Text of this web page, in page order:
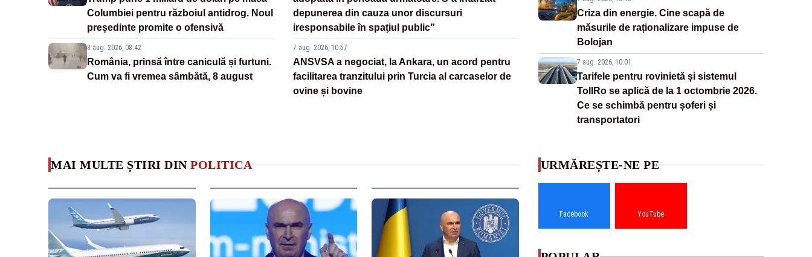
Columbiei pentru războiul antidrog. Noul
președinte promite o ofensivă
8 aug. 2026, 08:42
România, prinsă între caniculă și furtuni.
Cum va fi vremea sâmbătă, 8 august
depunerea din cauza unor discursuri
iresponsabile în spaţiul public”
7 aug. 2026, 10:57
ANSVSA a negociat, la Ankara, un acord pentru
facilitarea tranzitului prin Turcia al carcaselor de
ovine și bovine
Criza din energie. Cine scapă de
măsurile de raționalizare impuse de
Bolojan
7 aug. 2026, 10:01
Tarifele pentru rovinietă și sistemul
TollRo se aplică de la 1 octombrie 2026.
Ce se schimbă pentru șoferi și
transportatori
MAI MULTE ȘTIRI DIN POLITICA URMĂREȘTE-NE PE
Facebook YouTube